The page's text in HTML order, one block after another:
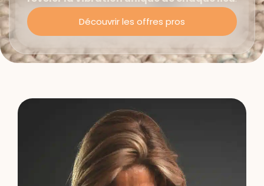
Découvrir les offres pros